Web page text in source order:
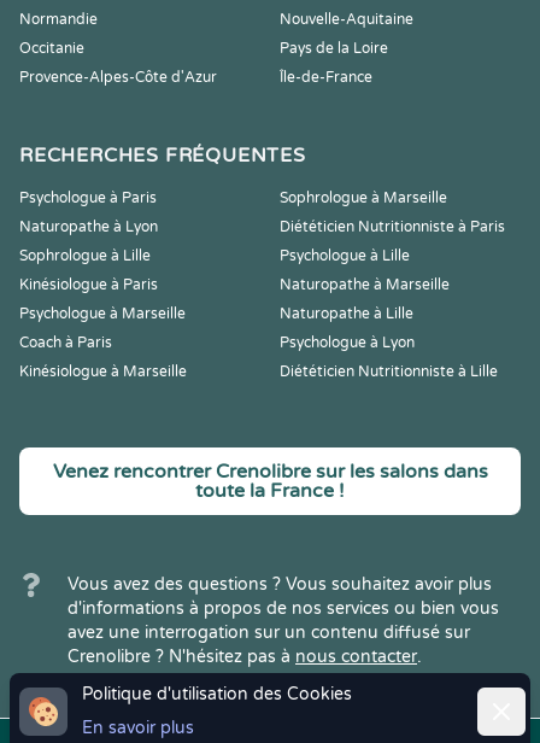
Politique d'utilisation des Cookies
En savoir plus
Normandie
Nouvelle-Aquitaine
Occitanie
Pays de la Loire
Provence-Alpes-Côte d'Azur
Île-de-France
RECHERCHES FRÉQUENTES
Psychologue à Paris
Sophrologue à Marseille
Naturopathe à Lyon
Diététicien Nutritionniste à Paris
Sophrologue à Lille
Psychologue à Lille
Kinésiologue à Paris
Naturopathe à Marseille
Psychologue à Marseille
Naturopathe à Lille
Coach à Paris
Psychologue à Lyon
Kinésiologue à Marseille
Diététicien Nutritionniste à Lille
Venez rencontrer Crenolibre sur les salons dans
toute la France !
Vous avez des questions ? Vous souhaitez avoir plus
d'informations à propos de nos services ou bien vous
avez une interrogation sur un contenu diffusé sur
Crenolibre ? N'hésitez pas à nous contacter.